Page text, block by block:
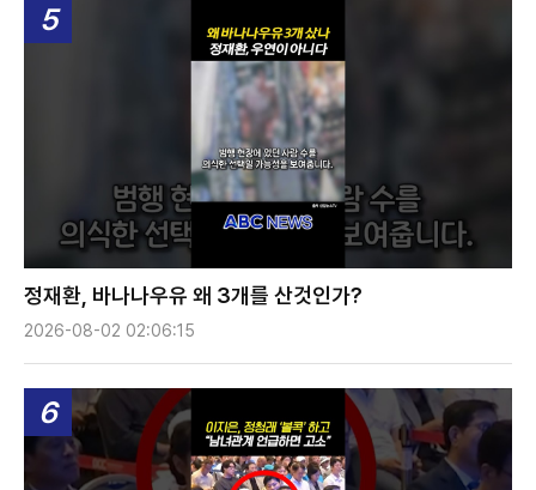
5
정재환, 바나나우유 왜 3개를 산것인가?
2026-08-02 02:06:15
6